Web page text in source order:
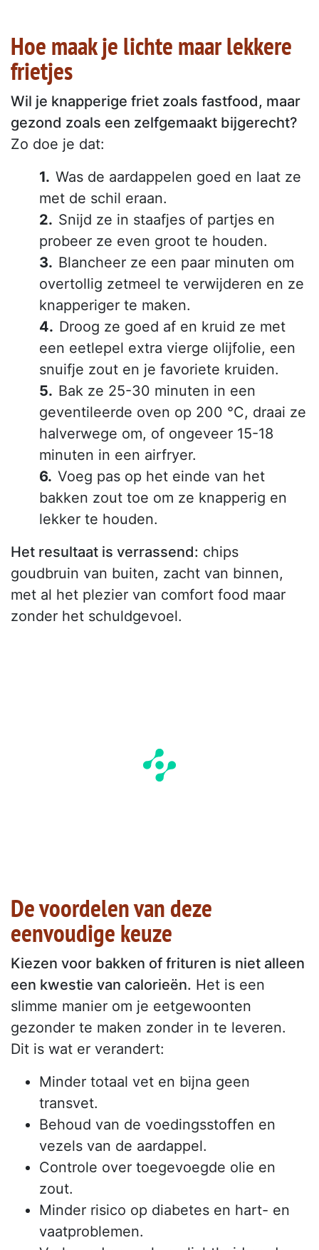
Hoe maak je lichte maar lekkere
frietjes
Wil je knapperige friet zoals fastfood, maar
gezond zoals een zelfgemaakt bijgerecht?
Zo doe je dat:
Was de aardappelen goed en laat ze
met de schil eraan.
Snijd ze in staafjes of partjes en
probeer ze even groot te houden.
Blancheer ze een paar minuten om
overtollig zetmeel te verwijderen en ze
knapperiger te maken.
Droog ze goed af en kruid ze met
een eetlepel extra vierge olijfolie, een
snuifje zout en je favoriete kruiden.
Bak ze 25-30 minuten in een
geventileerde oven op 200 °C, draai ze
halverwege om, of ongeveer 15-18
minuten in een airfryer.
Voeg pas op het einde van het
bakken zout toe om ze knapperig en
lekker te houden.
Het resultaat is verrassend: chips
goudbruin van buiten, zacht van binnen,
met al het plezier van comfort food maar
zonder het schuldgevoel.
De voordelen van deze
eenvoudige keuze
Kiezen voor bakken of frituren is niet alleen
een kwestie van calorieën. Het is een
slimme manier om je eetgewoonten
gezonder te maken zonder in te leveren.
Dit is wat er verandert:
Minder totaal vet en bijna geen
transvet.
Behoud van de voedingsstoffen en
vezels van de aardappel.
Controle over toegevoegde olie en
zout.
Minder risico op diabetes en hart- en
vaatproblemen.